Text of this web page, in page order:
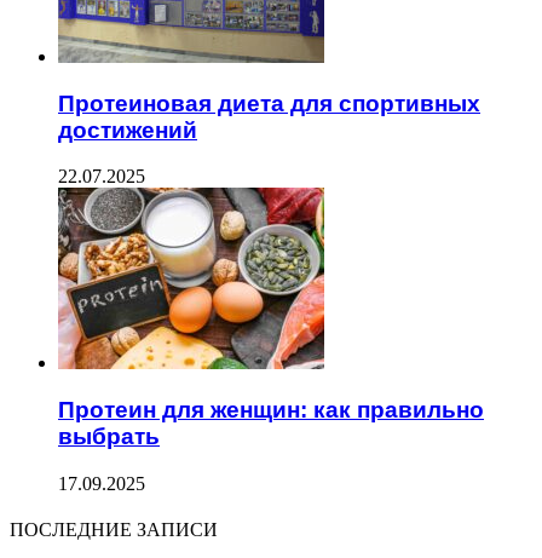
Протеиновая диета для спортивных
достижений
22.07.2025
Протеин для женщин: как правильно
выбрать
17.09.2025
ПОСЛЕДНИЕ ЗАПИСИ